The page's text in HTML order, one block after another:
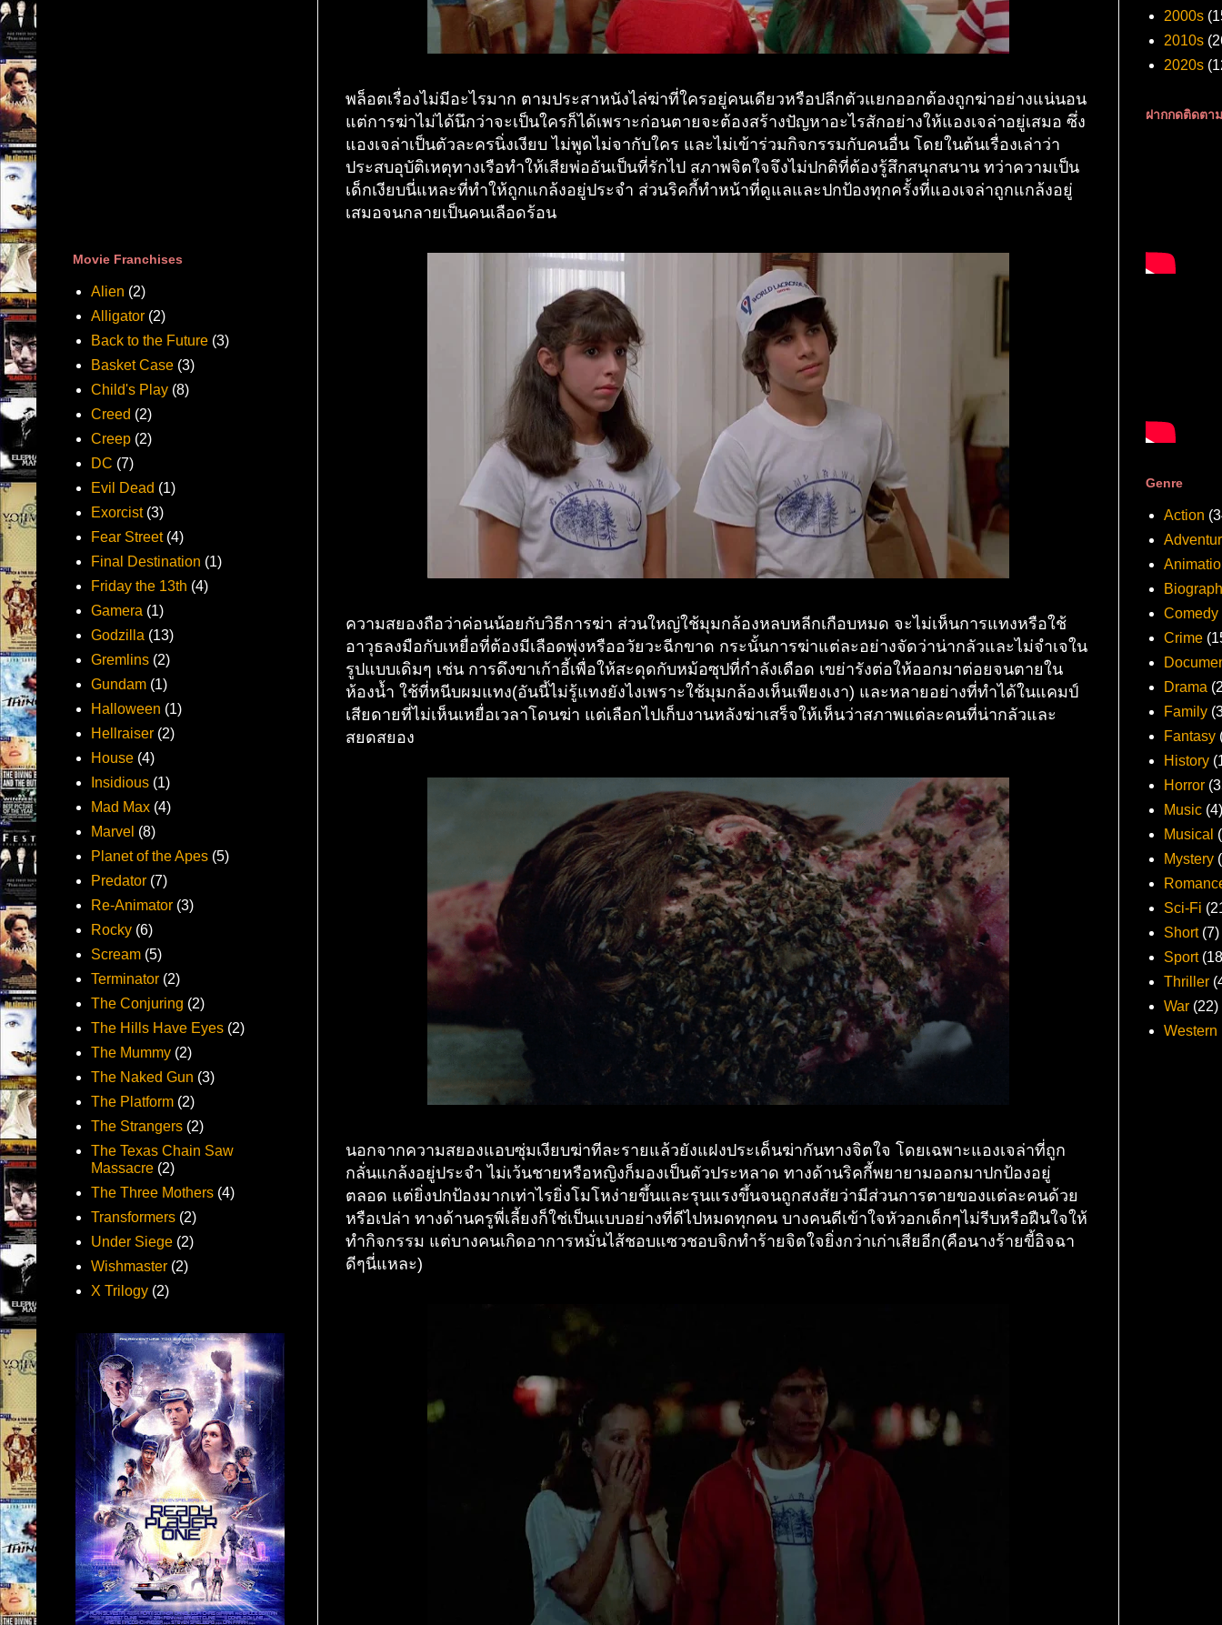
พล็อตเรื่องไม่มีอะไรมาก ตามประสาหนังไล่ฆ่าที่ใครอยู่คนเดียวหรือปลีกตัวแยกออกต้องถูกฆ่าอย่างแน่นอน
แต่การฆ่าไม่ได้นึกว่าจะเป็นใครก็ได้เพราะก่อนตายจะต้องสร้างปัญหาอะไรสักอย่างให้แองเจล่าอยู่เสมอ ซึ่ง
แองเจล่าเป็นตัวละครนิ่งเงียบ ไม่พูดไม่จากับใคร และไม่เข้าร่วมกิจกรรมกับคนอื่น โดยในต้นเรื่องเล่าว่า
ประสบอุบัติเหตุทางเรือทำให้เสียพ่ออันเป็นที่รักไป สภาพจิตใจจึงไม่ปกติที่ต้องรู้สึกสนุกสนาน ทว่าความเป็น
เด็กเงียบนี่แหละที่ทำให้ถูกแกล้งอยู่ประจำ ส่วนริคกี้ทำหน้าที่ดูแลและปกป้องทุกครั้งที่แองเจล่าถูกแกล้งอยู่
เสมอจนกลายเป็นคนเลือดร้อน
ความสยองถือว่าค่อนน้อยกับวิธีการฆ่า ส่วนใหญ่ใช้มุมกล้องหลบหลีกเกือบหมด จะไม่เห็นการแทงหรือใช้
อาวุธลงมือกับเหยื่อที่ต้องมีเลือดพุ่งหรืออวัยวะฉีกขาด กระนั้นการฆ่าแต่ละอย่างจัดว่าน่ากลัวและไม่จำเจใน
รูปแบบเดิมๆ เช่น การดึงขาเก้าอี้เพื่อให้สะดุดกับหม้อซุปที่กำลังเดือด เขย่ารังต่อให้ออกมาต่อยจนตายใน
ห้องน้ำ ใช้ที่หนีบผมแทง(อันนี้ไม่รู้แทงยังไงเพราะใช้มุมกล้องเห็นเพียงเงา) และหลายอย่างที่ทำได้ในแคมป์
เสียดายที่ไม่เห็นเหยื่อเวลาโดนฆ่า แต่เลือกไปเก็บงานหลังฆ่าเสร็จให้เห็นว่าสภาพแต่ละคนที่น่ากลัวและ
สยดสยอง
นอกจากความสยองแอบซุ่มเงียบฆ่าทีละรายแล้วยังแฝงประเด็นฆ่ากันทางจิตใจ โดยเฉพาะแองเจล่าที่ถูก
กลั่นแกล้งอยู่ประจำ ไม่เว้นชายหรือหญิงก็มองเป็นตัวประหลาด ทางด้านริคกี้พยายามออกมาปกป้องอยู่
ตลอด แต่ยิ่งปกป้องมากเท่าไรยิ่งโมโหง่ายขึ้นและรุนแรงขึ้นจนถูกสงสัยว่ามีส่วนการตายของแต่ละคนด้วย
หรือเปล่า ทางด้านครูพี่เลี้ยงก็ใช่เป็นแบบอย่างที่ดีไปหมดทุกคน บางคนดีเข้าใจหัวอกเด็กๆไม่รีบหรือฝืนใจให้
ทำกิจกรรม แต่บางคนเกิดอาการหมั่นไส้ชอบแซวชอบจิกทำร้ายจิตใจยิ่งกว่าเก่าเสียอีก(คือนางร้ายขี้อิจฉา
ดีๆนี่แหละ)
Movie Franchises
Alien (2)
Alligator (2)
Back to the Future (3)
Basket Case (3)
Child's Play (8)
Creed (2)
Creep (2)
DC (7)
Evil Dead (1)
Exorcist (3)
Fear Street (4)
Final Destination (1)
Friday the 13th (4)
Gamera (1)
Godzilla (13)
Gremlins (2)
Gundam (1)
Halloween (1)
Hellraiser (2)
House (4)
Insidious (1)
Mad Max (4)
Marvel (8)
Planet of the Apes (5)
Predator (7)
Re-Animator (3)
Rocky (6)
Scream (5)
Terminator (2)
The Conjuring (2)
The Hills Have Eyes (2)
The Mummy (2)
The Naked Gun (3)
The Platform (2)
The Strangers (2)
The Texas Chain Saw
Massacre (2)
The Three Mothers (4)
Transformers (2)
Under Siege (2)
Wishmaster (2)
X Trilogy (2)
2000s
2010s
2020s
ฝากกดติดตา
Genre
Action
Comedy
Crime
Drama
Family
Fantasy
History
Horror
Music (4)
Musical
Mystery
Sci-Fi
Short (7)
Sport
Thriller
War (22)
Western